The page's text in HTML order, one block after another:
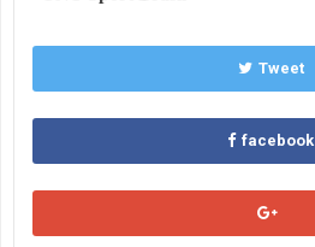
Tweet
facebook